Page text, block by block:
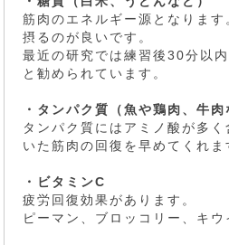
筋肉のエネルギー源となりま
摂るのが良いです。
最近の研究では練習後30分以
と勧められています。
・タンパク質（魚や鶏肉、牛肉
タンパク質にはアミノ酸が多
いた筋肉の回復を早めてくれま
・ビタミンC
疲労回復効果があります。
ピーマン、ブロッコリー、キ